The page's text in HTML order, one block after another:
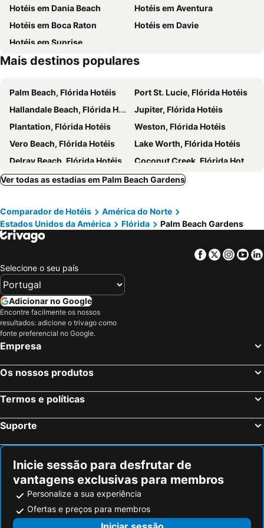
WoodSpring Suites West Palm Beach
Hilton West Palm Beach
Studio 6 West Palm Beach
Courtyard by Marriott West Palm Beach Airport
Delta Hotels by Marriott West Palm Beach
Hotéis em Dania Beach
Hotéis em Aventura
Hotéis em Boca Raton
Hotéis em Davie
Hotéis em Sunrise
Mais destinos populares
Palm Beach, Flórida Hotéis
Port St. Lucie, Flórida Hotéis
Hallandale Beach, Flórida Hotéis
Jupiter, Flórida Hotéis
Plantation, Flórida Hotéis
Weston, Flórida Hotéis
Vero Beach, Flórida Hotéis
Lake Worth, Flórida Hotéis
Delray Beach, Flórida Hotéis
Coconut Creek, Flórida Hotéis
Juno Beach, Flórida Hotéis
Coral Springs, Flórida Hotéis
Tamarac, Flórida Hotéis
Riviera Beach, Flórida Hotéis
Boynton Beach, Flórida Hotéis
Fort Pierce, Flórida Hotéis
Pembroke Pines, Flórida Hotéis
Orlando, Flórida Hotéis
Lake Buena Vista, Flórida Hotéis
Kissimmee, Flórida Hotéis
Celebration, Flórida Hotéis
Davenport, Flórida Hotéis
Winter Haven, Flórida Hotéis
Miami Beach, Flórida Hotéis
Las Vegas, Nevada Hotéis
Los Angeles, Califórnia Hotéis
Ver todas as estadias em Palm Beach Gardens
Comparador de Hotéis
América do Norte
Estados Unidos da América
Flórida Palm Beach Gardens
Facebook
Twitter
Selecione o seu país
Adicionar no Google
Encontre facilmente os nossos
resultados: adicione o trivago como
fonte preferencial no Google.
Empresa
Os nossos produtos
Termos e políticas
Suporte
Inicie sessão para desfrutar de
vantagens exclusivas para membros
Personalize a sua experiência
Ofertas e preços para membros